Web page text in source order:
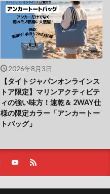
2026年8月3日
【タイトジャパンオンラインス
トア限定】マリンアクティビテ
ィの強い味方！速乾＆ 2WAY仕
様の限定カラー「アンカートー
トバッグ」